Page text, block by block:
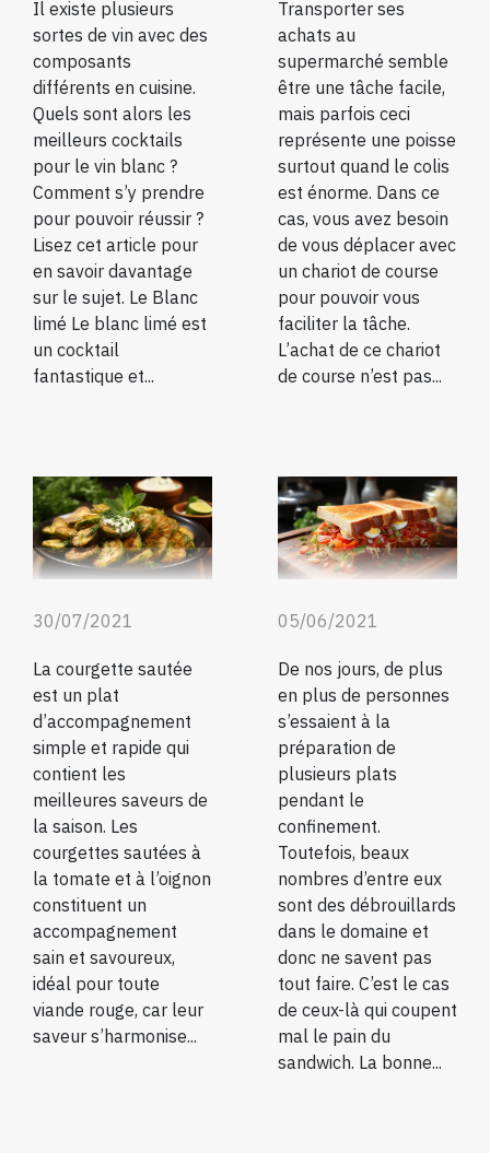
Il existe plusieurs
sortes de vin avec des
composants
différents en cuisine.
Quels sont alors les
meilleurs cocktails
pour le vin blanc ?
Comment s’y prendre
pour pouvoir réussir ?
Lisez cet article pour
en savoir davantage
sur le sujet. Le Blanc
limé Le blanc limé est
un cocktail
fantastique et...
Transporter ses
achats au
supermarché semble
être une tâche facile,
mais parfois ceci
représente une poisse
surtout quand le colis
est énorme. Dans ce
cas, vous avez besoin
de vous déplacer avec
un chariot de course
pour pouvoir vous
faciliter la tâche.
L’achat de ce chariot
de course n’est pas...
30/07/2021
La courgette sautée
est un plat
d’accompagnement
simple et rapide qui
contient les
meilleures saveurs de
la saison. Les
courgettes sautées à
la tomate et à l’oignon
constituent un
accompagnement
sain et savoureux,
idéal pour toute
viande rouge, car leur
saveur s’harmonise...
05/06/2021
De nos jours, de plus
en plus de personnes
s’essaient à la
préparation de
plusieurs plats
pendant le
confinement.
Toutefois, beaux
nombres d’entre eux
sont des débrouillards
dans le domaine et
donc ne savent pas
tout faire. C’est le cas
de ceux-là qui coupent
mal le pain du
sandwich. La bonne...